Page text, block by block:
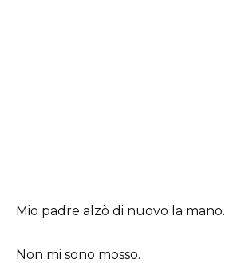
Mio padre alzò di nuovo la mano.
Non mi sono mosso.